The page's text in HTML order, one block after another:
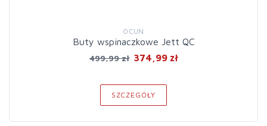
OCUN
Buty wspinaczkowe Jett QC
499,99 zł 374,99 zł
SZCZEGÓŁY